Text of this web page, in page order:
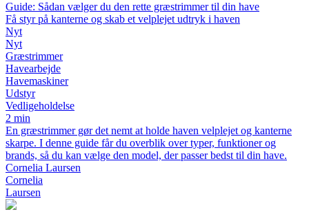
Guide: Sådan vælger du den rette græstrimmer til din have
Få styr på kanterne og skab et velplejet udtryk i haven
Nyt
Nyt
Græstrimmer
Havearbejde
Havemaskiner
Udstyr
Vedligeholdelse
2 min
En græstrimmer gør det nemt at holde haven velplejet og kanterne
skarpe. I denne guide får du overblik over typer, funktioner og
brands, så du kan vælge den model, der passer bedst til din have.
Cornelia Laursen
Cornelia
Laursen